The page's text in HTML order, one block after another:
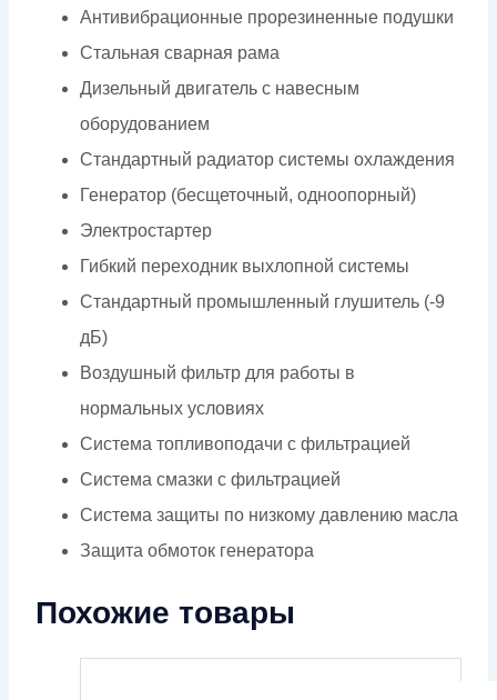
Антивибрационные прорезиненные подушки
Стальная сварная рама
Дизельный двигатель с навесным
оборудованием
Стандартный радиатор системы охлаждения
Генератор (бесщеточный, одноопорный)
Электростартер
Гибкий переходник выхлопной системы
Стандартный промышленный глушитель (-9
дБ)
Воздушный фильтр для работы в
нормальных условиях
Система топливоподачи с фильтрацией
Система смазки с фильтрацией
Система защиты по низкому давлению масла
Защита обмоток генератора
Похожие товары